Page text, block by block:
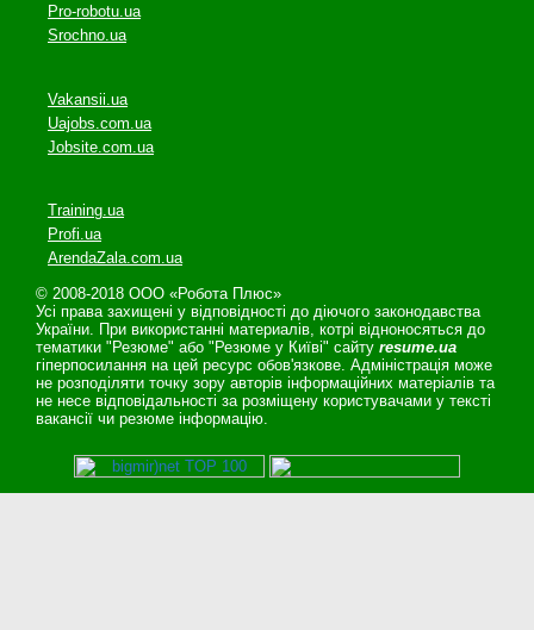
Pro-robotu.ua
Srochno.ua
Vakansii.ua
Uajobs.com.ua
Jobsite.com.ua
Training.ua
Profi.ua
ArendaZala.com.ua
© 2008-2018 ООО «Робота Плюс»
Усі права захищені у відповідності до діючого законодавства
України. При використанні материалів, котрі відноносяться до
тематики "Резюме" або "Резюме у Київі" сайту resume.ua
гіперпосилання на цей ресурс обов'язкове. Адміністрація може
не розподіляти точку зору авторів інформаційних матеріалів та
не несе відповідальності за розміщену користувачами у тексті
вакансії чи резюме інформацію.